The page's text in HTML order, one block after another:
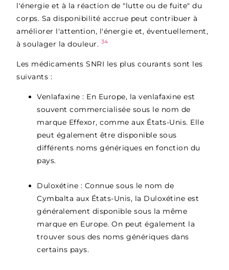
l'énergie et à la réaction de "lutte ou de fuite" du
corps. Sa disponibilité accrue peut contribuer à
améliorer l'attention, l'énergie et, éventuellement,
à soulager la douleur. 34
Les médicaments SNRI les plus courants sont les
suivants :
Venlafaxine : En Europe, la venlafaxine est
souvent commercialisée sous le nom de
marque Effexor, comme aux États-Unis. Elle
peut également être disponible sous
différents noms génériques en fonction du
pays.
Duloxétine : Connue sous le nom de
Cymbalta aux États-Unis, la Duloxétine est
généralement disponible sous la même
marque en Europe. On peut également la
trouver sous des noms génériques dans
certains pays.